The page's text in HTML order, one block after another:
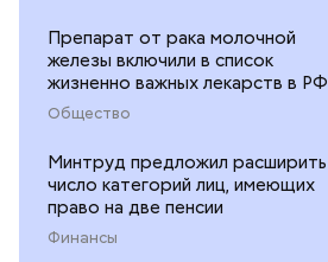
Препарат от рака молочной
железы включили в список
жизненно важных лекарств в РФ
Общество
Минтруд предложил расширить
число категорий лиц, имеющих
право на две пенсии
Финансы